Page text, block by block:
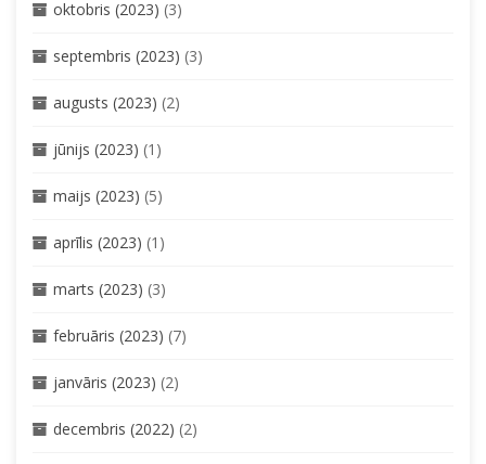
oktobris (2023) (3)
septembris (2023) (3)
augusts (2023) (2)
jūnijs (2023) (1)
maijs (2023) (5)
aprīlis (2023) (1)
marts (2023) (3)
februāris (2023) (7)
janvāris (2023) (2)
decembris (2022) (2)